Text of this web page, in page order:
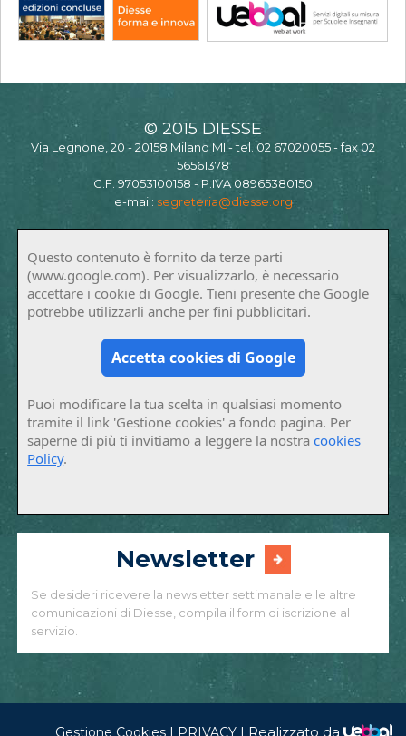
© 2015 DIESSE
Via Legnone, 20 - 20158 Milano MI - tel. 02 67020055 - fax 02
56561378
C.F. 97053100158 - P.IVA 08965380150
e-mail: segreteria@diesse.org
Questo contenuto è fornito da terze parti
(www.google.com). Per visualizzarlo, è necessario
accettare i cookie di Google. Tieni presente che Google
potrebbe utilizzarli anche per fini pubblicitari.
Accetta cookies di Google
Puoi modificare la tua scelta in qualsiasi momento
tramite il link 'Gestione cookies' a fondo pagina. Per
saperne di più ti invitiamo a leggere la nostracookies
Policy.
Newsletter
Se desideri ricevere la newsletter settimanale e le altre
comunicazioni di Diesse, compila il form di iscrizione al
servizio.
Gestione Cookies | PRIVACY | Realizzato da